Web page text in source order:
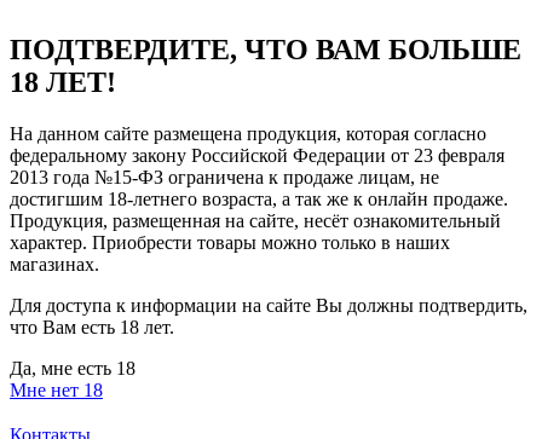
ПОДТВЕРДИТЕ, ЧТО ВАМ БОЛЬШЕ
18 ЛЕТ!
На данном сайте размещена продукция, которая согласно
федеральному закону Российской Федерации от 23 февраля
2013 года №15-ФЗ ограничена к продаже лицам, не
достигшим 18-летнего возраста, а так же к онлайн продаже.
Продукция, размещенная на сайте, несёт ознакомительный
характер. Приобрести товары можно только в наших
магазинах.
Для доступа к информации на сайте Вы должны подтвердить,
что Вам есть 18 лет.
Да, мне есть 18
Мне нет 18
Контакты